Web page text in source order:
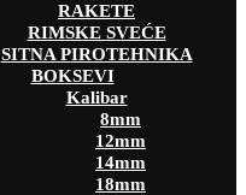
RAKETE
RIMSKE SVEĆE
SITNA PIROTEHNIKA
BOKSEVI
Kalibar
8mm
12mm
14mm
18mm